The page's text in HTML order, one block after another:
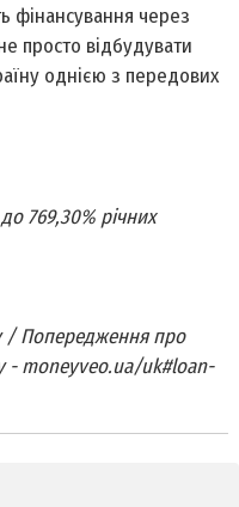
фінансування через
просто відбудувати
однією з передових
769,30% річних
/ Попередження про
- moneyveo.ua/uk#loan-